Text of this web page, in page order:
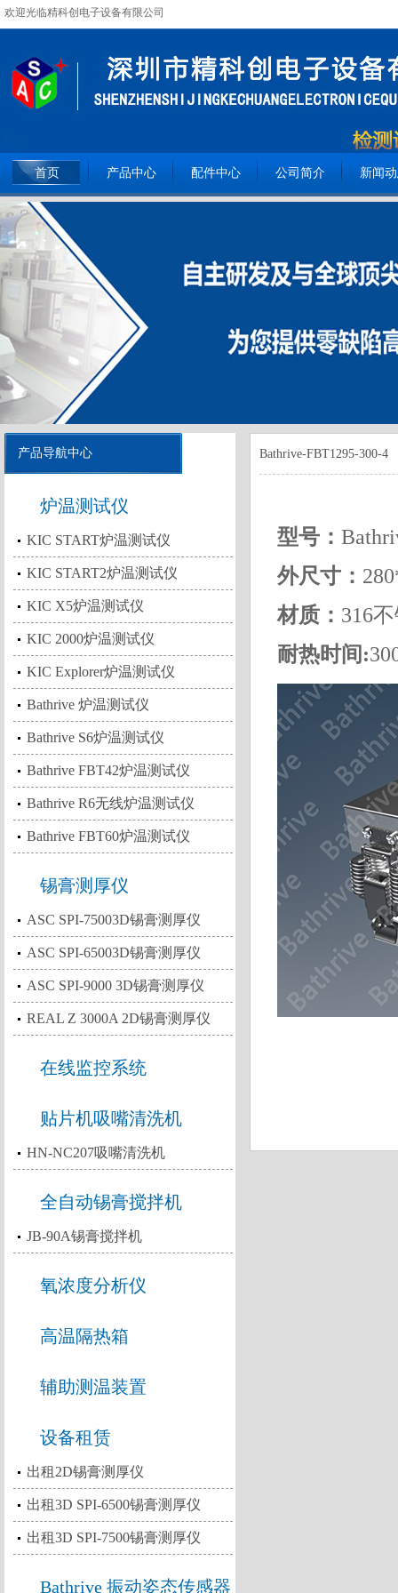
欢迎光临精科创电子设备有限公司
全国服务热线：15362093809
首页 产品中心 配件中心 公司简介 新闻
产品导航中心
炉温测试仪
KIC START炉温测试仪
KIC START2炉温测试仪
KIC X5炉温测试仪
KIC 2000炉温测试仪
KIC Explorer炉温测试仪
Bathrive 炉温测试仪
Bathrive S6炉温测试仪
Bathrive FBT42炉温测试仪
Bathrive R6无线炉温测试仪
Bathrive FBT60炉温测试仪
锡膏测厚仪
ASC SPI-75003D锡膏测厚仪
ASC SPI-65003D锡膏测厚仪
ASC SPI-9000 3D锡膏测厚仪
REAL Z 3000A 2D锡膏测厚仪
在线监控系统
贴片机吸嘴清洗机
HN-NC207吸嘴清洗机
全自动锡膏搅拌机
JB-90A锡膏搅拌机
氧浓度分析仪
高温隔热箱
辅助测温装置
设备租赁
出租2D锡膏测厚仪
出租3D SPI-6500锡膏测厚仪
出租3D SPI-7500锡膏测厚仪
Bathrive 振动姿态传感器
Bathrive-FBT1295-300-4
型号：
外尺寸：
材质： 316
耐热时间: